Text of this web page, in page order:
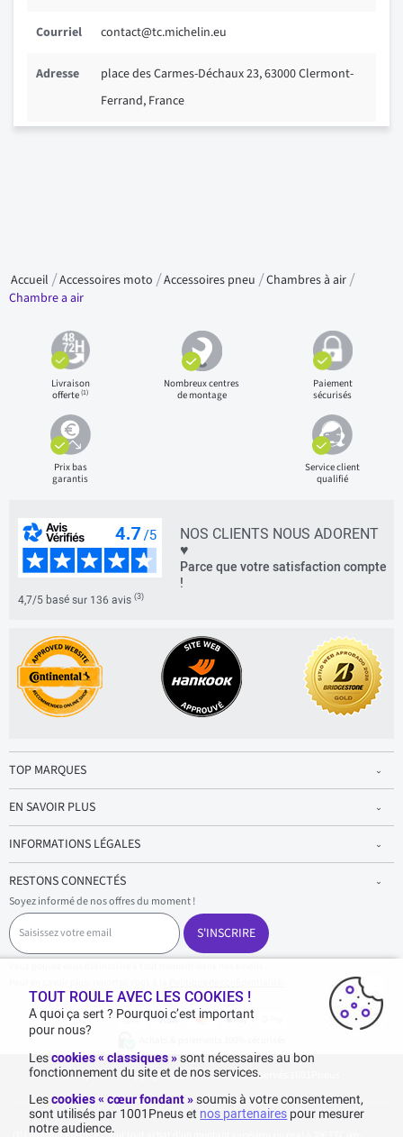
Courriel contact@tc.michelin.eu
Adresse
place des Carmes-Déchaux 23, 63000 Clermont-
Ferrand, France
Accueil Accessoires moto Accessoires pneu
Chambres à air
Chambre a air
Livraison
offerte(1)
Nombreux centres
de montage
Paiement
sécurisés
Prix bas
garantis
Service client
qualifié
NOS CLIENTS NOUS ADORENT
♥
Parce que votre satisfaction compte
!
4,7/5 basé sur 136 avis (3)
TOP MARQUES
EN SAVOIR PLUS
INFORMATIONS LÉGALES
RESTONS CONNECTÉS
Soyez informé de nos offres du moment !
S
a
i
s
S'INSCRIRE
1001pneus - Copyright 2026 - Tous droits réservés 1001Pneus
TOUT ROULE AVEC LES COOKIES !
A quoi ça sert ? Pourquoi c’est important
pour nous?
Lescookies « classiques »sont nécessaires au bon
fonctionnement du site et de nos services.
Lescookies « cœur fondant » soumis à votre consentement,
sont utilisés par 1001Pneus et nos partenaires pour mesurer
notre audience.